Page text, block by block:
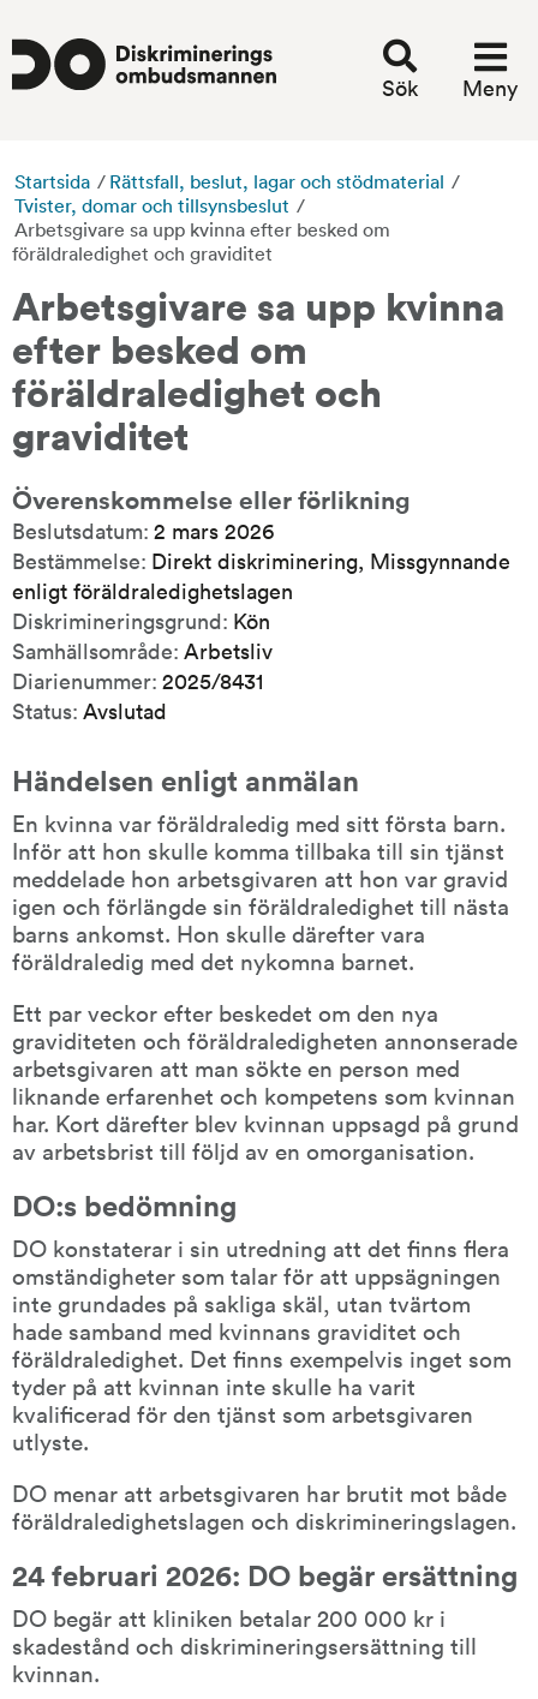
Sök Meny
Startsida / Rättsfall, beslut, lagar och stödmaterial /
Tvister, domar och tillsynsbeslut /
Arbetsgivare sa upp kvinna efter besked om
föräldraledighet och graviditet
Arbetsgivare sa upp kvinna
efter besked om
föräldraledighet och
graviditet
Överenskommelse eller förlikning
Beslutsdatum: 2 mars 2026
Bestämmelse: Direkt diskriminering, Missgynnande
enligt föräldraledighetslagen
Diskrimineringsgrund: Kön
Samhällsområde: Arbetsliv
Diarienummer: 2025/8431
Status: Avslutad
Händelsen enligt anmälan
En kvinna var föräldraledig med sitt första barn.
Inför att hon skulle komma tillbaka till sin tjänst
meddelade hon arbetsgivaren att hon var gravid
igen och förlängde sin föräldraledighet till nästa
barns ankomst. Hon skulle därefter vara
föräldraledig med det nykomna barnet.
Ett par veckor efter beskedet om den nya
graviditeten och föräldraledigheten annonserade
arbetsgivaren att man sökte en person med
liknande erfarenhet och kompetens som kvinnan
har. Kort därefter blev kvinnan uppsagd på grund
av arbetsbrist till följd av en omorganisation.
DO:s bedömning
DO konstaterar i sin utredning att det finns flera
omständigheter som talar för att uppsägningen
inte grundades på sakliga skäl, utan tvärtom
hade samband med kvinnans graviditet och
föräldraledighet. Det finns exempelvis inget som
tyder på att kvinnan inte skulle ha varit
kvalificerad för den tjänst som arbetsgivaren
utlyste.
DO menar att arbetsgivaren har brutit mot både
föräldraledighetslagen och diskrimineringslagen.
24 februari 2026: DO begär ersättning
DO begär att kliniken betalar 200 000 kr i
skadestånd och diskrimineringsersättning till
kvinnan.